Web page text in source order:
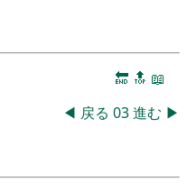
🔚 🔝 📖
◀ 戻る 03進む ▶